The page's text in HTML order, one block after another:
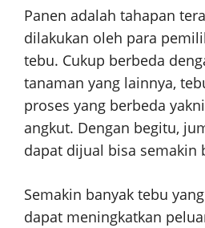
Panen adalah tahapan
dilakukan oleh para
tebu. Cukup berbeda
tanaman yang lainnya,
proses yang berbeda
angkut. Dengan begitu,
dapat dijual bisa semakin
Semakin banyak tebu
dapat meningkatkan